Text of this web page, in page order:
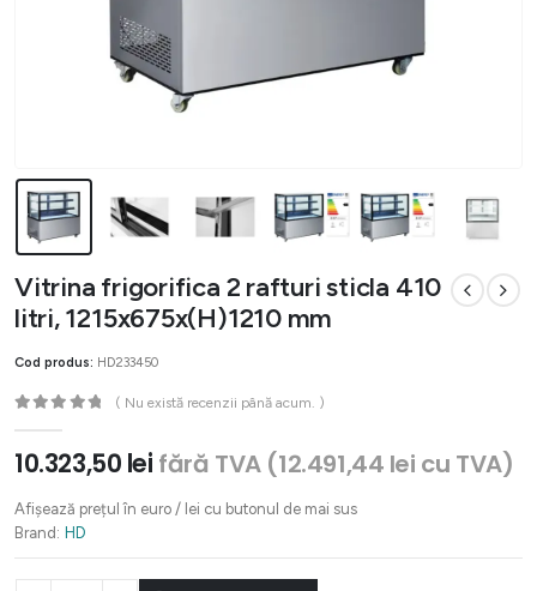
Vitrina frigorifica 2 rafturi sticla 410
litri, 1215x675x(H)1210 mm
Cod produs: HD233450
( Nu există recenzii până acum. )
10.323,50 lei fără TVA (12.491,44 lei cu TVA)
Afișează prețul în euro / lei cu butonul de mai sus
Brand: HD